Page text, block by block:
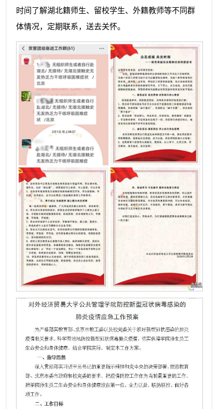
时间了解湖北籍师生、留校学生、外籍教师等不同群
体情况，定期联系，送去关怀。